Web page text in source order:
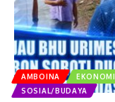
AMBOINA EKONOMI
SOSIAL/BUDAYA